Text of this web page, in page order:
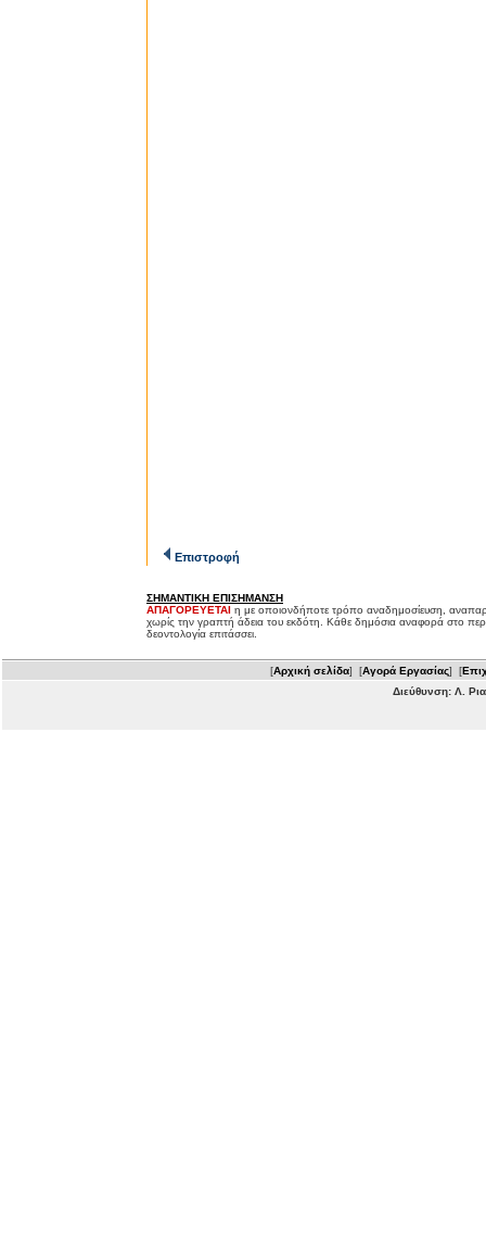
Επιστροφή
ΣΗΜΑΝΤΙΚΗ ΕΠΙΣΗΜΑΝΣΗ
ΑΠΑΓΟΡΕΥΕΤΑΙ η με οποιονδήποτε τρόπο αναδημοσίευση,
χωρίς την γραπτή άδεια του εκδότη. Κάθε δημόσια αναφορά στο
δεοντολογία επιτάσσει.
[Αρχική σελίδα] [Αγορά Εργασίας] [
Διεύθυνση: Λ.